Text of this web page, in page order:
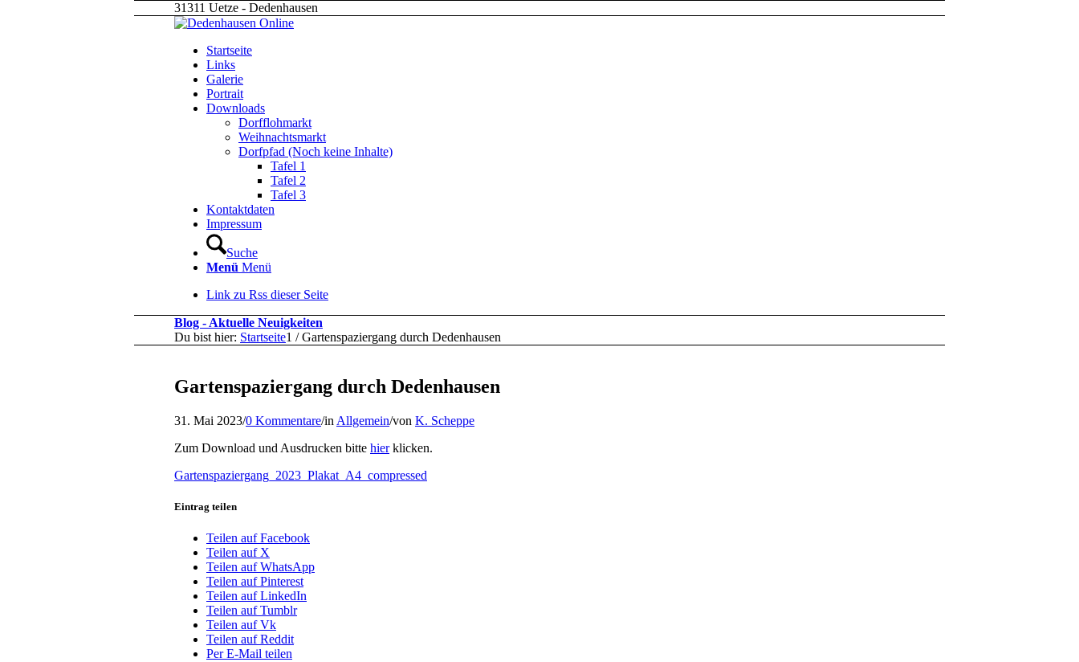
31311 Uetze - Dedenhausen
Startseite
Links
Galerie
Portrait
Downloads
Dorfflohmarkt
Weihnachtsmarkt
Dorfpfad (Noch keine Inhalte)
Tafel 1
Tafel 2
Tafel 3
Kontaktdaten
Impressum
Suche
Menü Menü
Link zu Rss dieser Seite
Blog - Aktuelle Neuigkeiten
Du bist hier: Startseite1 / Gartenspaziergang durch Dedenhausen
Gartenspaziergang durch Dedenhausen
31. Mai 2023/0 Kommentare/in Allgemein/von K. Scheppe
Zum Download und Ausdrucken bitte hierklicken.
Gartenspaziergang_2023_Plakat_A4_compressed
Eintrag teilen
Teilen auf Facebook
Teilen auf X
Teilen auf WhatsApp
Teilen auf Pinterest
Teilen auf LinkedIn
Teilen auf Tumblr
Teilen auf Vk
Teilen auf Reddit
Per E-Mail teilen